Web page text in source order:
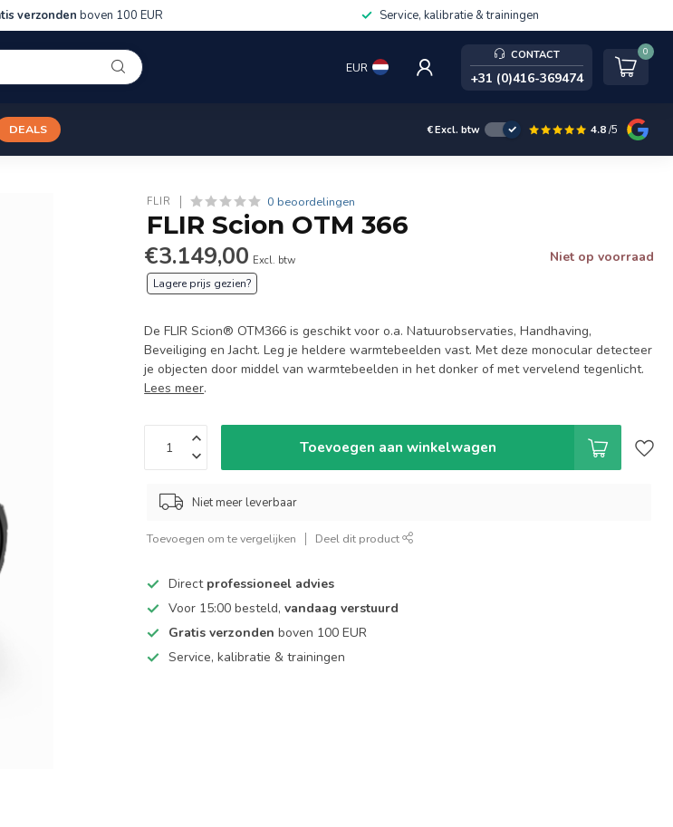
verzonden boven 100 EUR Service, kalibratie & trainingen
EUR
CONTACT
+31 (0)416-369474
0
DEALS €Excl. btw 4.8/5
FLIR 0 beoordelingen
FLIR Scion OTM 366
€3.149,00 Excl. btw Niet op voorraad
Lagere prijs gezien?
De FLIR Scion® OTM366 is geschikt voor o.a. Natuurobservaties, Handhaving,
Beveiliging en Jacht. Leg je heldere warmtebeelden vast. Met deze monocular detecteer
je objecten door middel van warmtebeelden in het donker of met vervelend tegenlicht.
Lees meer.
Toevoegen aan winkelwagen
Niet meer leverbaar
Toevoegen om te vergelijken Deel dit product
Direct professioneel advies
Voor 15:00 besteld,vandaag verstuurd
Gratis verzonden boven 100 EUR
Service, kalibratie & trainingen